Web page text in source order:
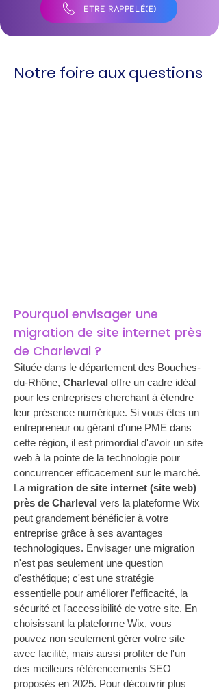
ÊTRE RAPPELÉ(E)
Notre foire aux questions
Pourquoi envisager une
migration de site internet près
de Charleval ?
Située dans le département des Bouches-
du-Rhône, Charleval offre un cadre idéal
pour les entreprises cherchant à étendre
leur présence numérique. Si vous êtes un
entrepreneur ou gérant d'une PME dans
cette région, il est primordial d'avoir un site
web à la pointe de la technologie pour
concurrencer efficacement sur le marché.
La migration de site internet (site web)
près de Charleval vers la plateforme Wix
peut grandement bénéficier à votre
entreprise grâce à ses avantages
technologiques. Envisager une migration
n'est pas seulement une question
d'esthétique; c'est une stratégie
essentielle pour améliorer l’efficacité, la
sécurité et l'accessibilité de votre site. En
choisissant la plateforme Wix, vous
pouvez non seulement gérer votre site
avec facilité, mais aussi profiter de l'un
des meilleurs référencements SEO
proposés en 2025. Pour découvrir plus